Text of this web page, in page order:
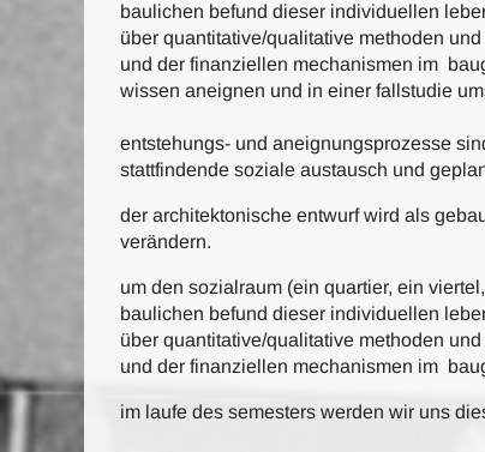
baulichen befund dieser individuellen
über quantitative/qualitative methoden
und der finanziellen mechanismen im
wissen aneignen und in einer fallstudie
entstehungs- und aneignungsprozesse
stattfindende soziale austausch und
der architektonische entwurf wird als
verändern.
um den sozialraum (ein quartier, ein
baulichen befund dieser individuellen
über quantitative/qualitative methoden
und der finanziellen mechanismen im
im laufe des semesters werden wir uns